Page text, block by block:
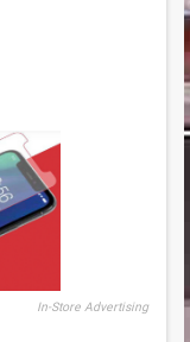
In-Store Advertising